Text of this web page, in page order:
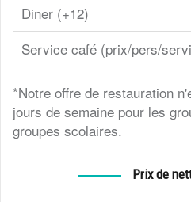
Diner (+12)
Service café (prix/pers/
*Notre offre de restauration
jours de semaine pour les
groupes scolaires.
Prix de